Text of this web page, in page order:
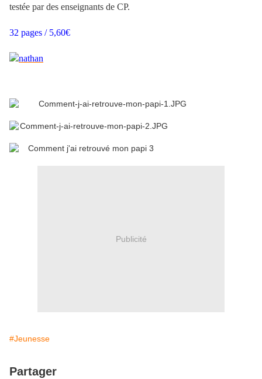
testée par des enseignants de CP.
32 pages / 5,60€
Publicité
#Jeunesse
Partager